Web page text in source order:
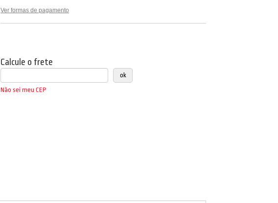
Ver formas de pagamento
Calcule o frete
Não sei meu CEP